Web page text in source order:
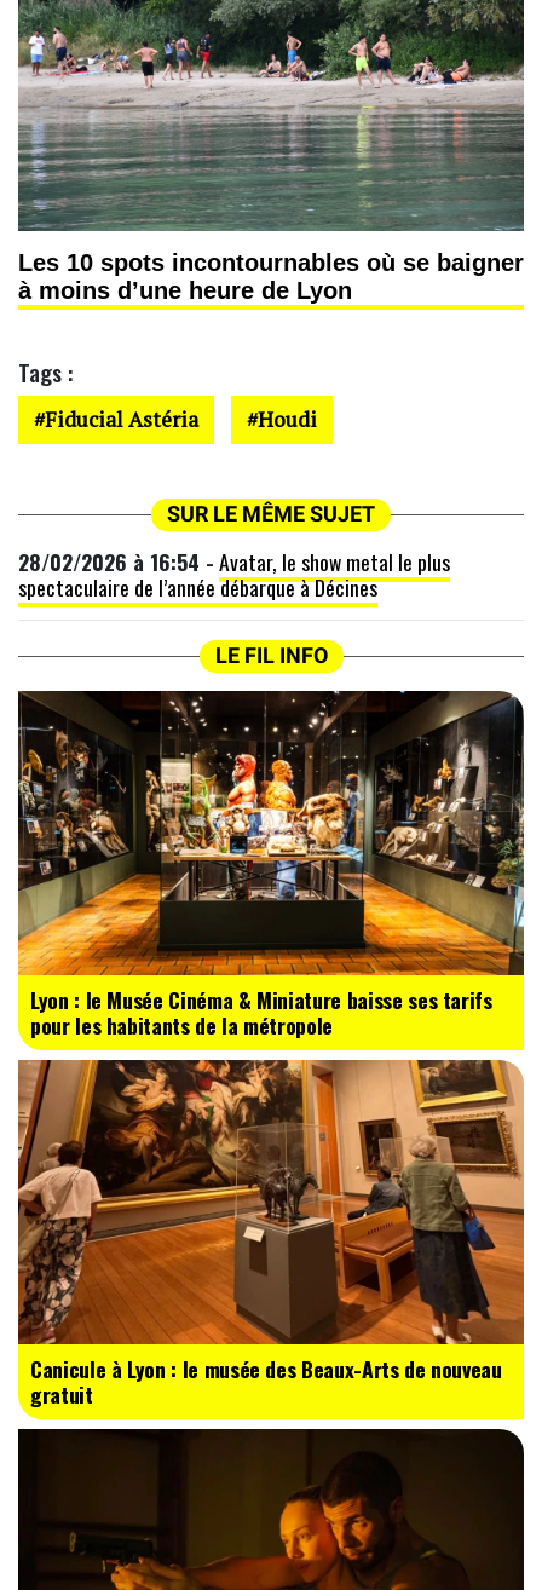
Les 10 spots incontournables où se baigner
à moins d’une heure de Lyon
Tags :
Fiducial Astéria Houdi
SUR LE MÊME SUJET
28/02/2026 à 16:54 -Avatar, le show metal le plus
spectaculaire de l’année débarque à Décines
LE FIL INFO
Lyon : le Musée Cinéma & Miniature baisse ses tarifs
pour les habitants de la métropole
Canicule à Lyon : le musée des Beaux-Arts de nouveau
gratuit